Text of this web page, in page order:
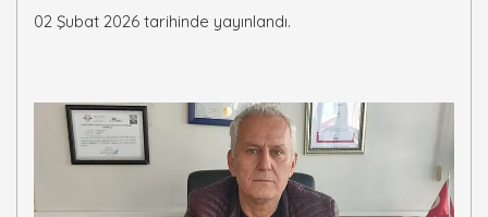
02 Şubat 2026 tarihinde yayınlandı.